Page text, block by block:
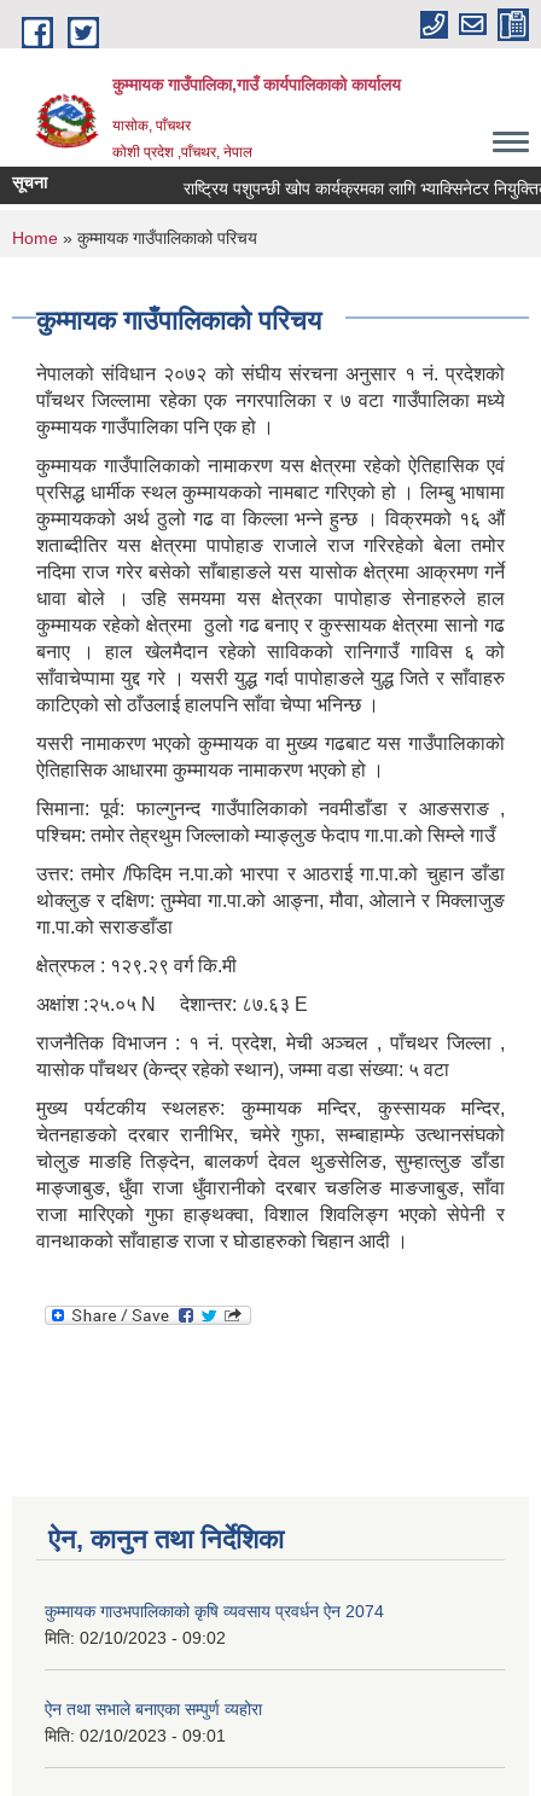
Skip to main content
कुम्मायक गाउँपालिका,गाउँ कार्यपालिकाको कार्यालय
यासोक, पाँचथर
कोशी प्रदेश ,पाँचथर, नेपाल
सूचना राष्ट्रिय पशुपन्छी खोप कार्यक्रमका लागि भ्याक्सिनेटर
You are here
Home » कुम्मायक गाउँपालिकाको परिचय
कुम्मायक गाउँपालिकाको परिचय
नेपालको संविधान २०७२ को संघीय संरचना अनुसार १ नं. प्रदेशको
पाँचथर जिल्लामा रहेका एक नगरपालिका र ७ वटा गाउँपालिका मध्ये
कुम्मायक गाउँपालिका पनि एक हो ।
कुम्मायक गाउँपालिकाको नामाकरण यस क्षेत्रमा रहेको ऐतिहासिक एवं
प्रसिद्ध धार्मीक स्थल कुम्मायकको नामबाट गरिएको हो । लिम्बु भाषामा
कुम्मायकको अर्थ ठुलो गढ वा किल्ला भन्ने हुन्छ । विक्रमको १६ औं
शताब्दीतिर यस क्षेत्रमा पापोहाङ राजाले राज गरिरहेको बेला तमोर
नदिमा राज गरेर बसेको साँबाहाङले यस यासोक क्षेत्रमा आक्रमण गर्ने
धावा बोले । उहि समयमा यस क्षेत्रका पापोहाङ सेनाहरुले हाल
कुम्मायक रहेको क्षेत्रमा ठुलो गढ बनाए र कुस्सायक क्षेत्रमा सानो गढ
बनाए । हाल खेलमैदान रहेको साविकको रानिगाउँ गाविस ६ को
साँवाचेप्पामा युद्द गरे । यसरी युद्ध गर्दा पापोहाङले युद्ध जिते र साँवाहरु
काटिएको सो ठाँउलाई हालपनि साँवा चेप्पा भनिन्छ ।
यसरी नामाकरण भएको कुम्मायक वा मुख्य गढबाट यस गाउँपालिकाको
ऐतिहासिक आधारमा कुम्मायक नामाकरण भएको हो ।
सिमाना: पूर्व: फाल्गुनन्द गाउँपालिकाको नवमीडाँडा र आङसराङ ,
पश्चिम: तमोर तेह्रथुम जिल्लाको म्याङ्लुङ फेदाप गा.पा.को सिम्ले गाउँ
उत्तर: तमोर /फिदिम न.पा.को भारपा र आठराई गा.पा.को चुहान डाँडा
थोक्लुङ र दक्षिण: तुम्मेवा गा.पा.को आङ्ना, मौवा, ओलाने र मिक्लाजुङ
गा.पा.को सराङडाँडा
क्षेत्रफल : १२९.२९ वर्ग कि.मी
अक्षांश :२५.०५ N देशान्तर: ८७.६३ E
राजनैतिक विभाजन : १ नं. प्रदेश, मेची अञ्चल , पाँचथर जिल्ला ,
यासोक पाँचथर (केन्द्र रहेको स्थान), जम्मा वडा संख्या: ५ वटा
मुख्य पर्यटकीय स्थलहरु: कुम्मायक मन्दिर, कुस्सायक मन्दिर,
चेतनहाङको दरबार रानीभिर, चमेरे गुफा, सम्बाहाम्फे उत्थानसंघको
चोलुङ माङहि तिङ्देन, बालकर्ण देवल थुङसेलिङ, सुम्हात्लुङ डाँडा
माङ्जाबुङ, धुँवा राजा धुँवारानीको दरबार चङलिङ माङजाबुङ, साँवा
राजा मारिएको गुफा हाङ्थक्वा, विशाल शिवलिङ्ग भएको सेपेनी र
वानथाकको साँवाहाङ राजा र घोडाहरुको चिहान आदी ।
ऐन, कानुन तथा निर्देशिका
कुम्मायक गाउभपालिकाको कृषि व्यवसाय प्रवर्धन ऐन 2074
मिति: 02/10/2023 - 09:02
ऐन तथा सभाले बनाएका सम्पुर्ण व्यहोरा
मिति: 02/10/2023 - 09:01